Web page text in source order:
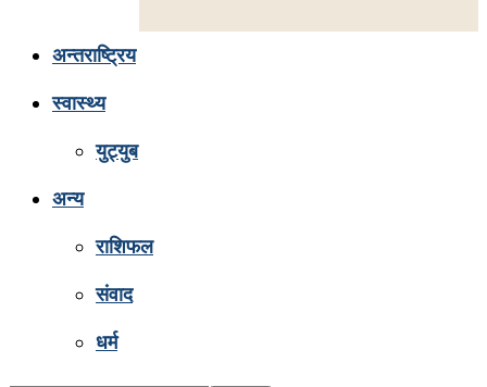
अन्तराष्ट्रिय
स्वास्थ्य
युट्युब
अन्य
राशिफल
संवाद
धर्म